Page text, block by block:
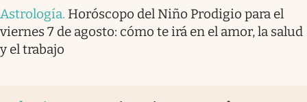
Astrología. Horóscopo del Niño Prodigio para el
viernes 7 de agosto: cómo te irá en el amor, la salud
y el trabajo